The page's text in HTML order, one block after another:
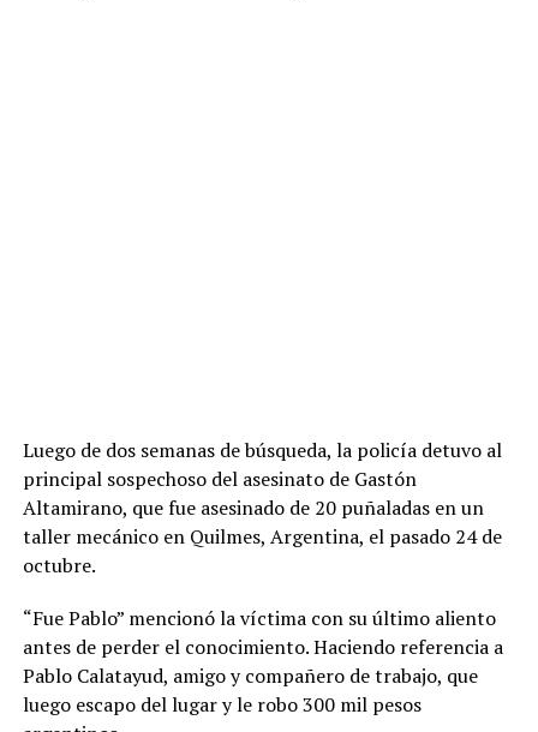
Luego de dos semanas de búsqueda, la policía detuvo al
principal sospechoso del asesinato de Gastón
Altamirano, que fue asesinado de 20 puñaladas en un
taller mecánico en Quilmes, Argentina, el pasado 24 de
octubre.
“Fue Pablo” mencionó la víctima con su último aliento
antes de perder el conocimiento. Haciendo referencia a
Pablo Calatayud, amigo y compañero de trabajo, que
luego escapo del lugar y le robo 300 mil pesos